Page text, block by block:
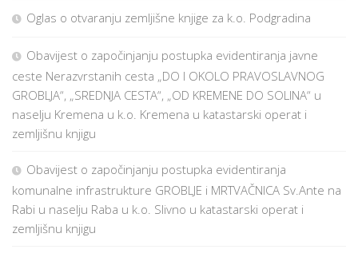
Oglas o otvaranju zemljišne knjige za k.o. Podgradina
Obavijest o započinjanju postupka evidentiranja javne
ceste Nerazvrstanih cesta „DO I OKOLO PRAVOSLAVNOG
GROBLJA“, „SREDNJA CESTA“, „OD KREMENE DO SOLINA“ u
naselju Kremena u k.o. Kremena u katastarski operat i
zemljišnu knjigu
Obavijest o započinjanju postupka evidentiranja
komunalne infrastrukture GROBLJE i MRTVAČNICA Sv.Ante na
Rabi u naselju Raba u k.o. Slivno u katastarski operat i
zemljišnu knjigu